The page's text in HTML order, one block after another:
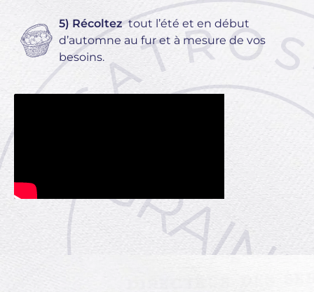
5) Récolteztout l’été et en début
d’automne au fur et à mesure de vos
besoins.